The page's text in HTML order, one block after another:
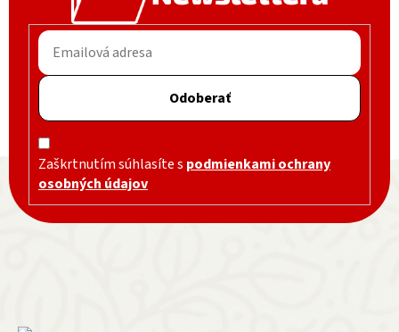
Odoberať
Zaškrtnutím súhlasíte s podmienkami ochrany
osobných údajov
Zápätie